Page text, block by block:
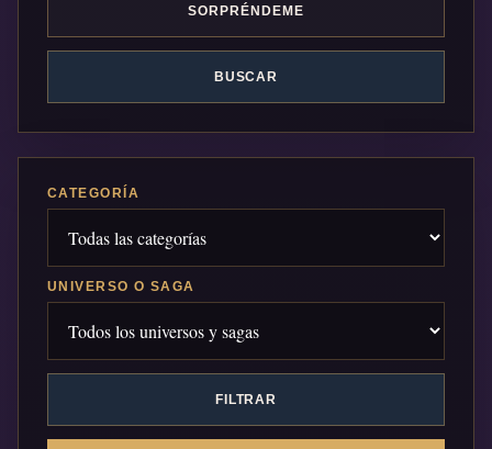
SORPRÉNDEME
BUSCAR
CATEGORÍA
UNIVERSO O SAGA
FILTRAR